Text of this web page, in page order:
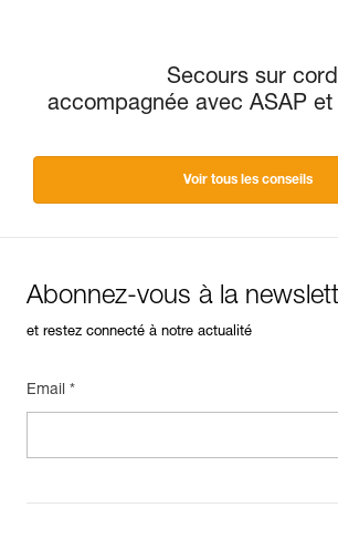
Secours sur
accompagnée avec ASAP et
Voir tous les conseils
Abonnez-vous à la
et restez connecté à notre actualité
Email *